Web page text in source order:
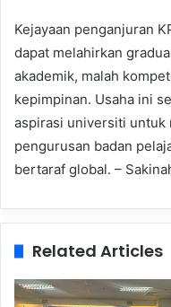
Kejayaan penganjuran
dapat melahirkan
akademik, malah
kepimpinan. Usaha ini
aspirasi universiti untuk
pengurusan badan
bertaraf global. –
Related Articles